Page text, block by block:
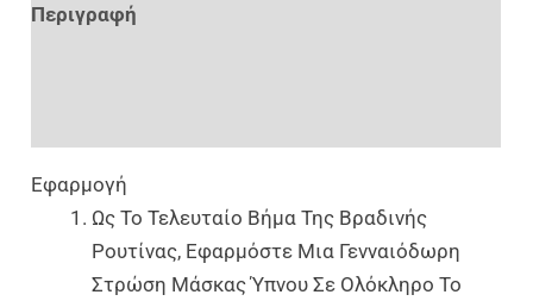
Περιγραφή
Εφαρμογή
Ως Το Τελευταίο Βήμα Της Βραδινής
Ρουτίνας, Εφαρμόστε Μια Γενναιόδωρη
Στρώση Μάσκας Ύπνου Σε Ολόκληρο Το